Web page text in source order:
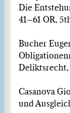
Die
41–61 OR,
Bucher
Deliktsrecht,
Casanova
und